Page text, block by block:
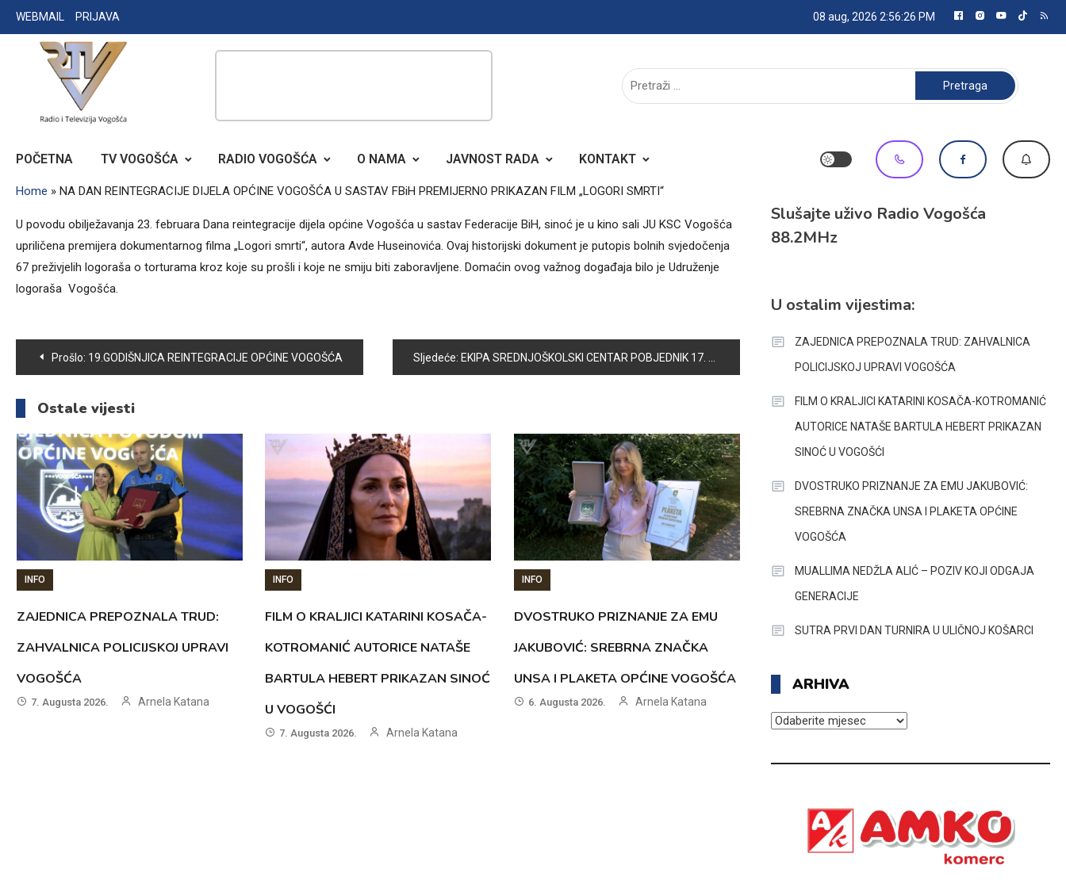
Skip
to
WEBMAIL PRIJAVA 08 aug, 2026 2:56:26 PM
RADIO TELEVIZIJA VOGOŠĆA
Pretraga:
POČETNA TV VOGOŠĆA RADIO VOGOŠĆA O NAMA JAVNOST RADA KONTAKT
Home » NA DAN REINTEGRACIJE DIJELA OPĆINE VOGOŠĆA U SASTAV FBiH PREMIJERNO PRIKAZAN FILM „LOGORI SMRTI“
U povodu obilježavanja 23. februara Dana reintegracije dijela općine Vogošća u sastav Federacije BiH, sinoć je u kino sali JU KSC Vogošća
upriličena premijera dokumentarnog filma „Logori smrti“, autora Avde Huseinovića. Ovaj historijski dokument je putopis bolnih svjedočenja
67 preživjelih logoraša o torturama kroz koje su prošli i koje ne smiju biti zaboravljene. Domaćin ovog važnog događaja bilo je Udruženje
logoraša Vogošća.
Navigacija
članaka
Prošlo: 19.GODIŠNJICA REINTEGRACIJE OPĆINE VOGOŠĆA Sljedeće: EKIPA SREDNJOŠKOLSKI CENTAR POBJEDNIK 17. TRADICIONALNOG MALONOGOMETNOG TURNIRA „VOGOŠĆA 2015“
Ostale vijesti
INFO
ZAJEDNICA PREPOZNALA TRUD:
ZAHVALNICA POLICIJSKOJ UPRAVI
VOGOŠĆA
7. Augusta 2026. Arnela Katana
INFO
FILM O KRALJICI KATARINI KOSAČA-
KOTROMANIĆ AUTORICE NATAŠE
BARTULA HEBERT PRIKAZAN SINOĆ
U VOGOŠĆI
7. Augusta 2026. Arnela Katana
INFO
DVOSTRUKO PRIZNANJE ZA EMU
JAKUBOVIĆ: SREBRNA ZNAČKA
UNSA I PLAKETA OPĆINE VOGOŠĆA
6. Augusta 2026. Arnela Katana
Slušajte uživo Radio Vogošća
88.2MHz
U ostalim vijestima:
ZAJEDNICA PREPOZNALA TRUD: ZAHVALNICA
POLICIJSKOJ UPRAVI VOGOŠĆA
FILM O KRALJICI KATARINI KOSAČA-KOTROMANIĆ
AUTORICE NATAŠE BARTULA HEBERT PRIKAZAN
SINOĆ U VOGOŠĆI
DVOSTRUKO PRIZNANJE ZA EMU JAKUBOVIĆ:
SREBRNA ZNAČKA UNSA I PLAKETA OPĆINE
VOGOŠĆA
MUALLIMA NEDŽLA ALIĆ – POZIV KOJI ODGAJA
GENERACIJE
SUTRA PRVI DAN TURNIRA U ULIČNOJ KOŠARCI
ARHIVA
ARHIVA